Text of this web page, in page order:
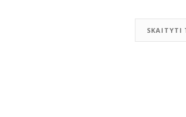
SKAITYTI